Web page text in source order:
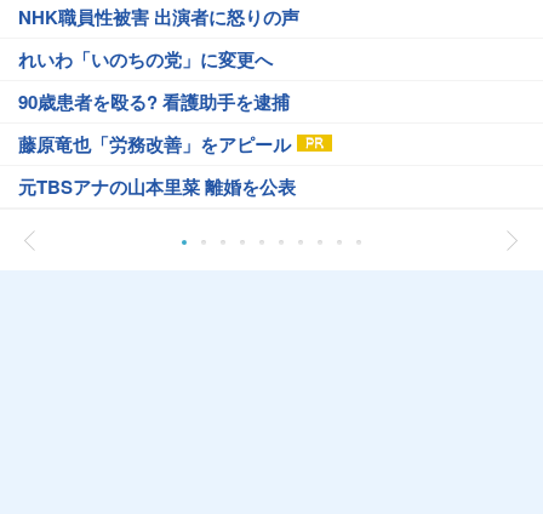
NHK職員性被害 出演者に怒りの声
れいわ「いのちの党」に変更へ
90歳患者を殴る? 看護助手を逮捕
藤原竜也「労務改善」をアピール
元TBSアナの山本里菜 離婚を公表